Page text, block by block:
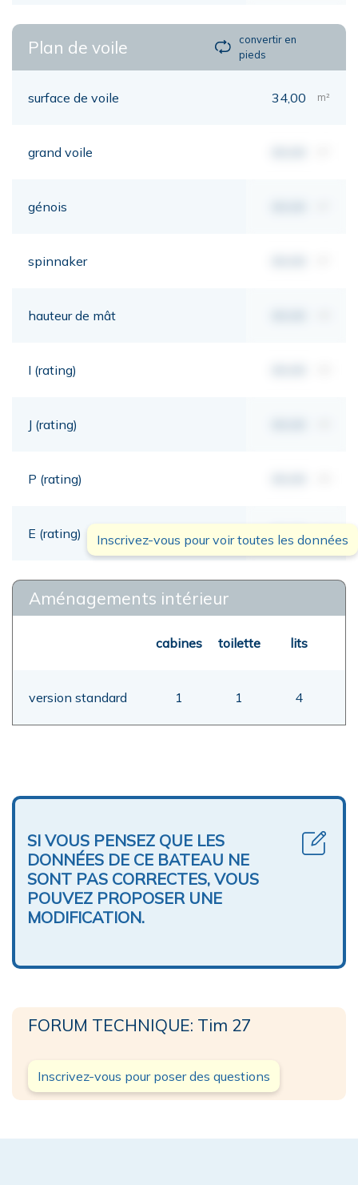
Plan de voile
convertir en
pieds
surface de voile 34,00 m²
grand voile
génois
spinnaker
hauteur de mât
I (rating)
J (rating)
P (rating)
E (rating) 00,00
Inscrivez-vous pour voir toutes les données
Aménagements intérieur
cabines toilette lits
version standard 1 1 4
SI VOUS PENSEZ QUE LES
DONNÉES DE CE BATEAU NE
SONT PAS CORRECTES, VOUS
POUVEZ PROPOSER UNE
MODIFICATION.
FORUM TECHNIQUE: Tim 27
Inscrivez-vous pour poser des questions